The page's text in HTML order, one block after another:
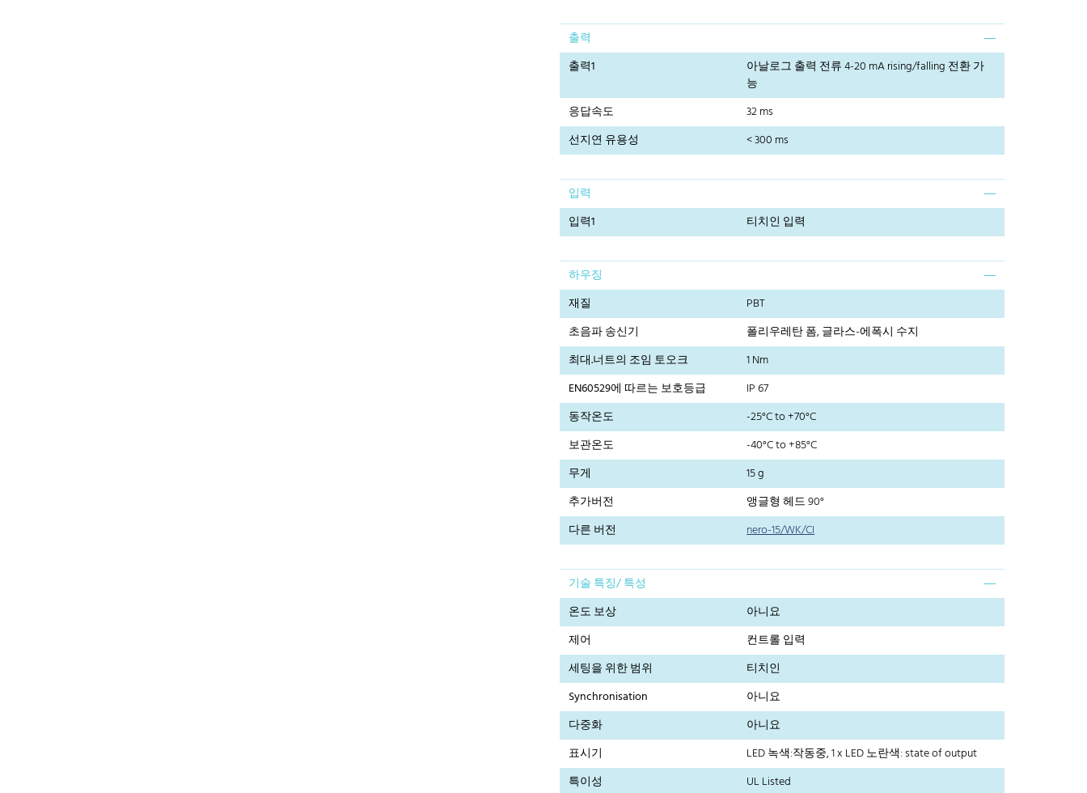
출력
출력1
아날로그 출력 전류 4-20 mA rising/falling 전환 가
능
응답속도
32 ms
선지연 유용성
< 300 ms
입력
입력1
티치인 입력
하우징
재질
PBT
초음파 송신기
폴리우레탄 폼, 글라스-에폭시 수지
최대.너트의 조임 토오크
1 Nm
EN60529에 따르는 보호등급
IP 67
동작온도
-25°C to +70°C
보관온도
-40°C to +85°C
무게
15 g
추가버전
앵글형 헤드 90°
다른 버전
nero-15/WK/CI
기술 특징/ 특성
온도 보상
아니요
제어
컨트롤 입력
세팅을 위한 범위
티치인
Synchronisation
아니요
다중화
아니요
표시기
LED 녹색:작동중, 1 x LED 노란색: state of output
특이성
UL Listed